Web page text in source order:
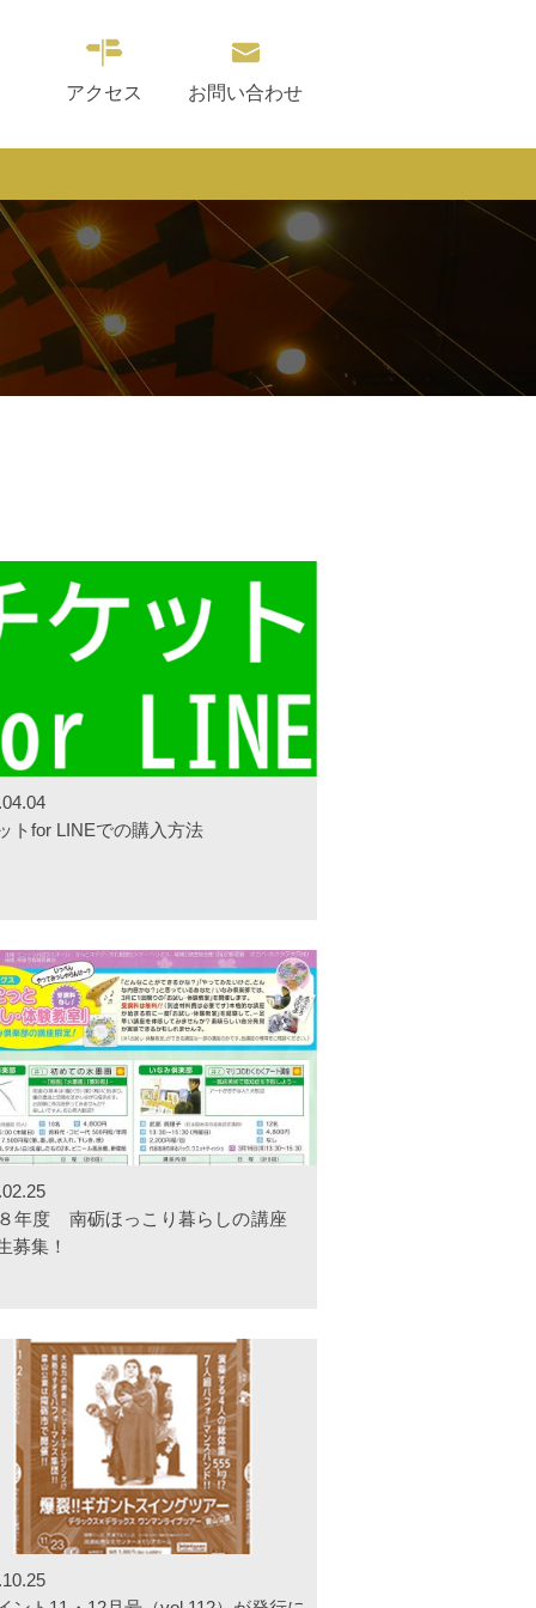
アクセス お問い合わせ
トfor LINEでの購入方法
年度 南砺ほっこり暮らしの講座
募集！